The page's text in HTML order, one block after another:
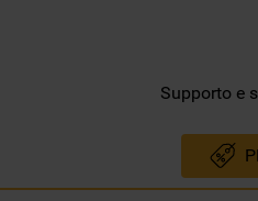
Supporto e